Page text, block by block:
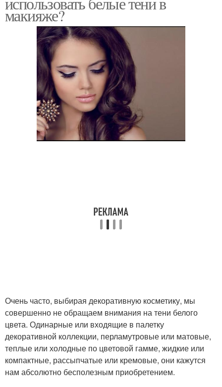
макияже?
Очень часто, выбирая декоративную косметику, мы
совершенно не обращаем внимания на тени белого
цвета. Одинарные или входящие в палетку
декоративной коллекции, перламутровые или матовые,
теплые или холодные по цветовой гамме, жидкие или
компактные, рассыпчатые или кремовые, они кажутся
нам абсолютно бесполезным приобретением.